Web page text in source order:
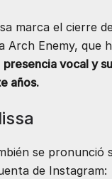
marca el cierre
Arch Enemy, que
presencia vocal y
años.
se pronunció
de Instagram: